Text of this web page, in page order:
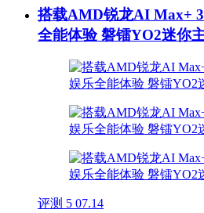
搭载AMD锐龙AI Max+
全能体验 磐镭YO2迷你
评测 5 07.14